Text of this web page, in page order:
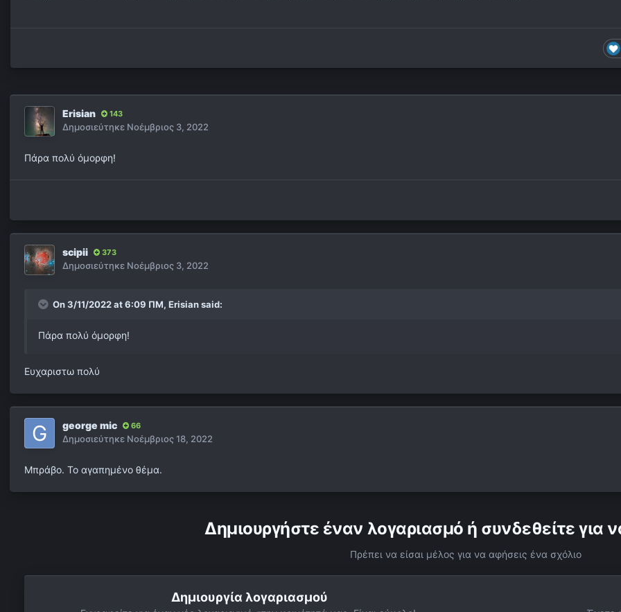
Erisian 143
Δημοσιεύτηκε Νοέμβριος 3, 2022
Πάρα πολύ όμορφη!
scipii 373
Δημοσιεύτηκε Νοέμβριος 3, 2022
On 3/11/2022 at 6:09 ΠΜ, Erisiansaid:
Πάρα πολύ όμορφη!
Ευχαριστω πολύ
george mic 66
Δημοσιεύτηκε Νοέμβριος 18, 2022
Μπράβο. Το αγαπημένο θέμα.
Δημιουργήστε έναν λογαριασμό ή συνδεθείτε για
Πρέπει να είσαι μέλος για να αφήσεις ένα σχόλιο
Δημιουργία λογαριασμού